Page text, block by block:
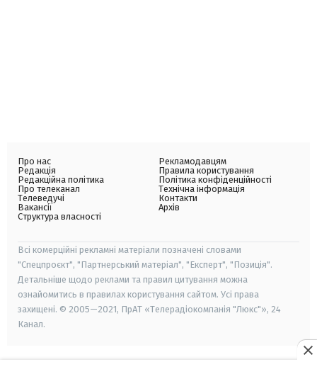
Про нас
Редакція
Редакційна політика
Про телеканал
Телеведучі
Вакансії
Структура власності
Рекламодавцям
Правила користування
Політика конфіденційності
Технічна інформація
Контакти
Архів
Всі комерційні рекламні матеріали позначені словами
"Спецпроєкт", "Партнерський матеріал", "Експерт", "Позиція".
Детальніше щодо реклами та правил цитування можна
ознайомитись в правилах користування сайтом. Усі права
захищені. © 2005—2021, ПрАТ «Телерадіокомпанія "Люкс"», 24
Канал.